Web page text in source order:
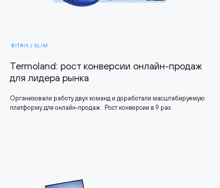
BITRIX / SLIM
Termoland: рост конверсии онлайн-продаж
для лидера рынка
Организовали работу двух команд и доработали масштабируемую
платформу для онлайн-продаж . Рост конверсии в 9 раз.